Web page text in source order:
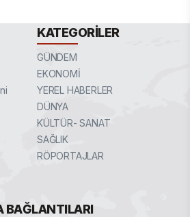
KATEGORILER
GÜNDEM
EKONOMİ
YEREL HABERLER
DÜNYA
KÜLTÜR- SANAT
SAĞLIK
RÖPORTAJLAR
BAĞLANTILARI